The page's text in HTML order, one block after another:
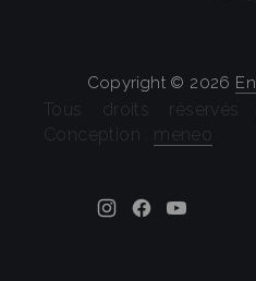
Copyright © 2026
Tous droits
Conception : meneo
New Window
New Window
New